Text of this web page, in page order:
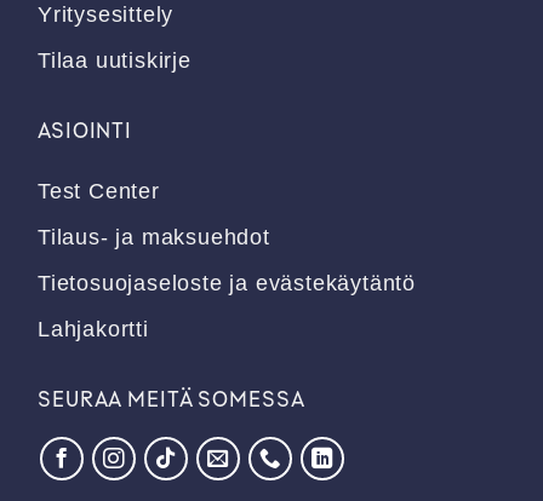
Yritysesittely
Tilaa uutiskirje
ASIOINTI
Test Center
Tilaus- ja maksuehdot
Tietosuojaseloste ja evästekäytäntö
Lahjakortti
SEURAA MEITÄ SOMESSA